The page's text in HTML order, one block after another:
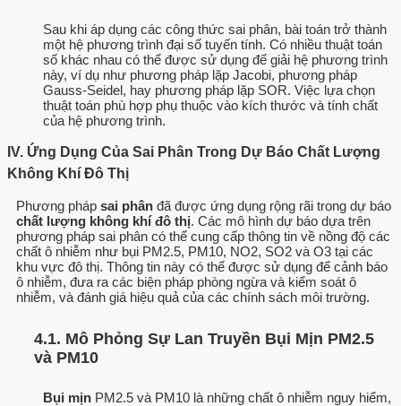
Sau khi áp dụng các công thức sai phân, bài toán trở thành
một hệ phương trình đại số tuyến tính. Có nhiều thuật toán
số khác nhau có thể được sử dụng để giải hệ phương trình
này, ví dụ như phương pháp lặp Jacobi, phương pháp
Gauss-Seidel, hay phương pháp lặp SOR. Việc lựa chọn
thuật toán phù hợp phụ thuộc vào kích thước và tính chất
của hệ phương trình.
IV. Ứng Dụng Của Sai Phân Trong Dự Báo Chất Lượng
Không Khí Đô Thị
Phương pháp sai phân đã được ứng dụng rộng rãi trong dự báo
chất lượng không khí đô thị. Các mô hình dự báo dựa trên
phương pháp sai phân có thể cung cấp thông tin về nồng độ các
chất ô nhiễm như bụi PM2.5, PM10, NO2, SO2 và O3 tại các
khu vực đô thị. Thông tin này có thể được sử dụng để cảnh báo
ô nhiễm, đưa ra các biện pháp phòng ngừa và kiểm soát ô
nhiễm, và đánh giá hiệu quả của các chính sách môi trường.
4.1. Mô Phỏng Sự Lan Truyền Bụi Mịn PM2.5
và PM10
Bụi mịn PM2.5 và PM10 là những chất ô nhiễm nguy hiểm,